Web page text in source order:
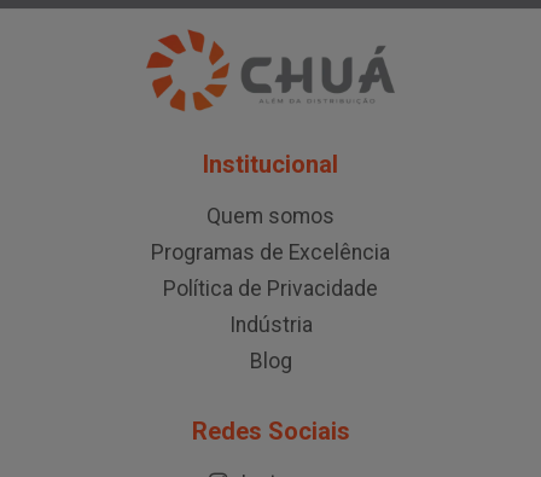
Institucional
Quem somos
Programas de Excelência
Política de Privacidade
Indústria
Blog
Redes Sociais